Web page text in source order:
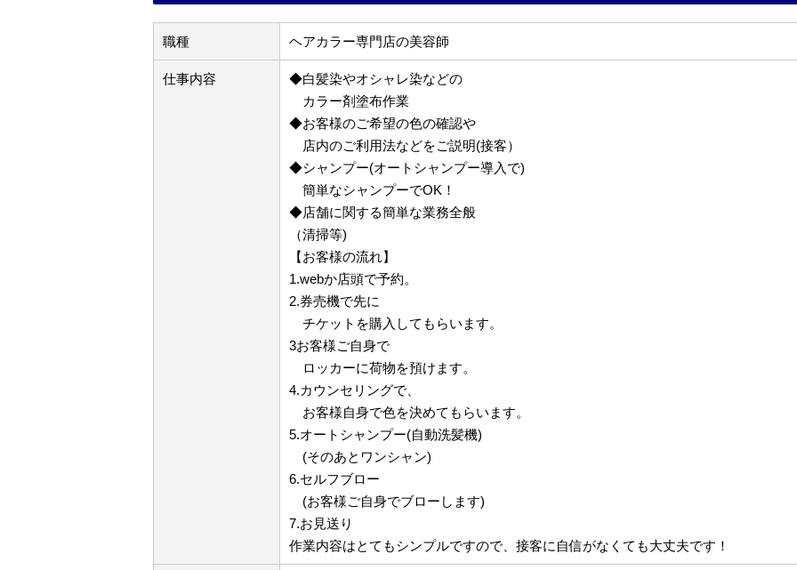
職種 ヘアカラー専門店の美容師
仕事内容
◆白髪染やオシャレ染などの
カラー剤塗布作業
◆お客様のご希望の色の確認や
店内のご利用法などをご説明(接客）
◆シャンプー(オートシャンプー導入で)
簡単なシャンプーでOK！
◆店舗に関する簡単な業務全般
（清掃等)
【お客様の流れ】
1.webか店頭で予約。
2.券売機で先に
チケットを購入してもらいます。
3お客様ご自身で
ロッカーに荷物を預けます。
4.カウンセリングで、
お客様自身で色を決めてもらいます。
5.オートシャンプー(自動洗髪機)
(そのあとワンシャン)
6.セルフブロー
(お客様ご自身でブローします)
7.お見送り
作業内容はとてもシンプルですので、接客に自信がなくても大丈夫です！